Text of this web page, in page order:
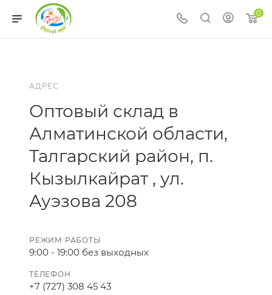
0
АДРЕС
Оптовый склад в
Алматинской области,
Талгарский район, п.
Кызылкайрат , ул.
Ауэзова 208
РЕЖИМ РАБОТЫ
9:00 - 19:00 без выходных
ТЕЛЕФОН
+7 (727) 308 45 43